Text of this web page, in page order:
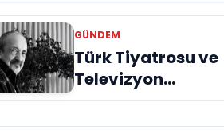
Açıkladı ve
Savunma
Sanayinde Küresel
Vizyon Vurgusu
GÜNDEM
Türk Tiyatrosu ve
Televizyon
Dünyasının Usta
İsmi Can Kolukısa